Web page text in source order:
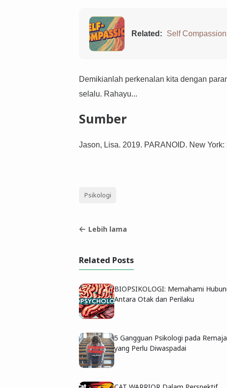
Related: Self
Demikianlah perkenalan kita dengan
selalu. Rahayu...
Sumber
Jason, Lisa. 2019. PARANOID. New
Psikologi
Lebih lama
Related Posts
BIOPSIKOLOGI: Memahami
Antara Otak dan Perilaku
5 Gangguan Psikologi pada Remaja
yang Perlu Diwaspadai